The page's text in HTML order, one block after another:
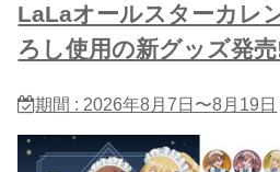
LaLaオールスターカレ
ろし使用の新グッズ発
期間 : 2026年8月7日〜8月19日